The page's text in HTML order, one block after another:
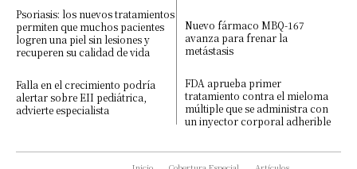
Psoriasis: los nuevos tratamientos
permiten que muchos pacientes
logren una piel sin lesiones y
recuperen su calidad de vida
Falla en el crecimiento podría
alertar sobre EII pediátrica,
advierte especialista
Nuevo fármaco MBQ-167
avanza para frenar la
metástasis
FDA aprueba primer
tratamiento contra el mieloma
múltiple que se administra con
un inyector corporal adherible